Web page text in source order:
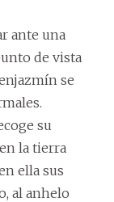
ante una
de vista
se
su
la tierra
ella sus
al anhelo